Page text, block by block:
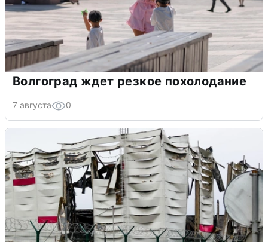
Волгоград ждет резкое похолодание
7 августа 0